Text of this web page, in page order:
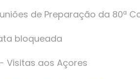
de Preparação da 80ª
bloqueada
- Visitas aos Açores